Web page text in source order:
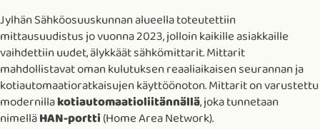
Jylhän Sähköosuuskunnan alueella toteutettiin
mittausuudistus jo vuonna 2023, jolloin kaikille asiakkaille
vaihdettiin uudet, älykkäät sähkömittarit. Mittarit
mahdollistavat oman kulutuksen reaaliaikaisen seurannan ja
kotiautomaatioratkaisujen käyttöönoton. Mittarit on varustettu
modernillakotiautomaatioliitännällä, joka tunnetaan
nimelläHAN-portti(Home Area Network).